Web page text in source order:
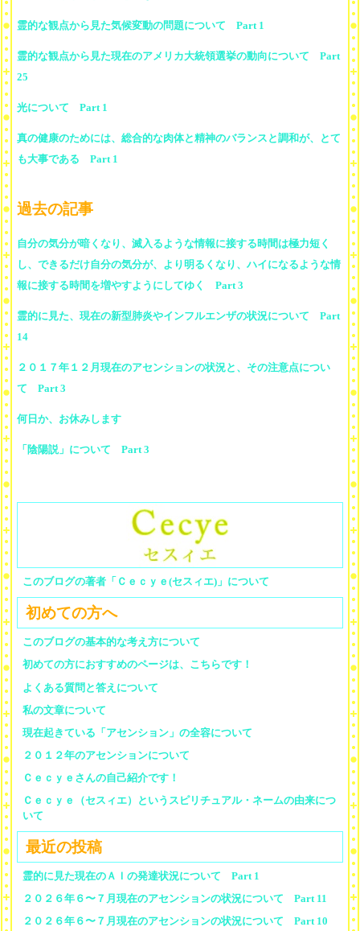
霊的な観点から見た気候変動の問題について Part 1
霊的な観点から見た現在のアメリカ大統領選挙の動向について Part
25
光について Part 1
真の健康のためには、総合的な肉体と精神のバランスと調和が、とて
も大事である Part 1
過去の記事
自分の気分が暗くなり、滅入るような情報に接する時間は極力短く
し、できるだけ自分の気分が、より明るくなり、ハイになるような情
報に接する時間を増やすようにしてゆく Part 3
霊的に見た、現在の新型肺炎やインフルエンザの状況について Part
14
２０１７年１２月現在のアセンションの状況と、その注意点につい
て Part 3
何日か、お休みします
「陰陽説」について Part 3
このブログの著者「Ｃｅｃｙｅ(セスィエ)」について
初めての方へ
このブログの基本的な考え方について
初めての方におすすめのページは、こちらです！
よくある質問と答えについて
私の文章について
現在起きている「アセンション」の全容について
２０１２年のアセンションについて
Ｃｅｃｙｅさんの自己紹介です！
Ｃｅｃｙｅ（セスィエ）というスピリチュアル・ネームの由来につ
いて
最近の投稿
霊的に見た現在のＡＩの発達状況について Part 1
２０２６年６〜７月現在のアセンションの状況について Part 11
２０２６年６〜７月現在のアセンションの状況について Part 10